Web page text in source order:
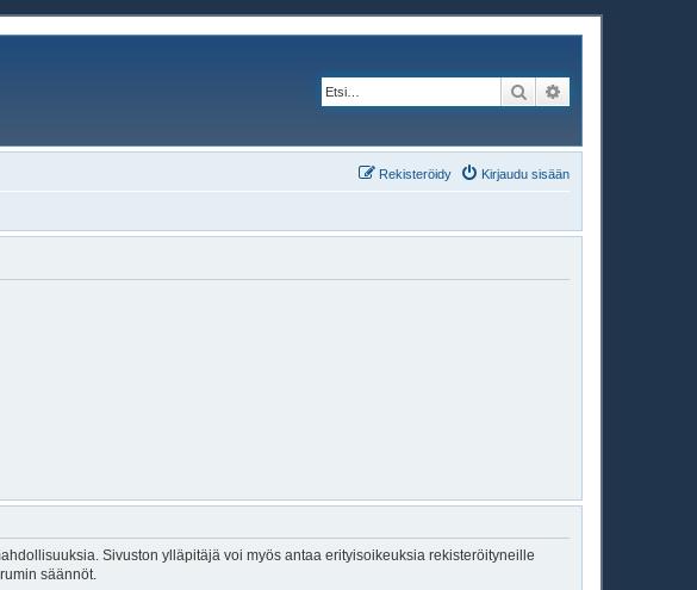
Etsi
Kirjaudu sisään
Rekisteröidy
Sivuston ylläpitäjä voi myös antaa erityisoikeuksia rekisteröityneille
säännöt.